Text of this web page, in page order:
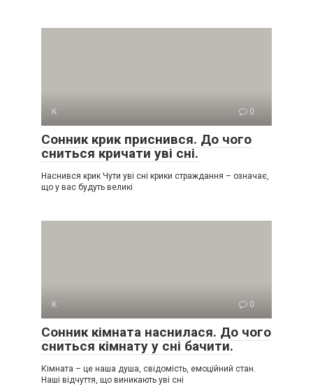
К 0
Сонник крик приснився. До чого
сниться кричати уві сні.
Наснився крик Чути уві сні крики страждання – означає,
що у вас будуть великі
К 0
Сонник кімната наснилася. До чого
сниться кімнату у сні бачити.
Кімната – це наша душа, свідомість, емоційний стан.
Наші відчуття, що виникають уві сні